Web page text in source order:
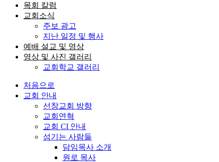
목회 칼럼
교회소식
주보 광고
지난 일정 및 행사
예배 설교 및 영상
영상 및 사진 갤러리
교회학교 갤러리
처음으로
교회 안내
선창교회 방향
교회연혁
교회 CI 안내
섬기는 사람들
담임목사 소개
원로 목사